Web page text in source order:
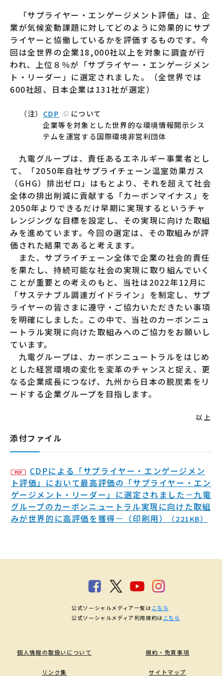
「サプライヤー・エンゲージメント評価」は、企
業が気候変動課題に対してどのように効果的にサプ
ライヤーと協働しているかを評価するものです。今
回は全世界の企業18,000社以上を対象に調査が行
われ、上位８％が「サプライヤー・エンゲージメン
ト・リーダー」に選定されました。（全世界では
600社超、日本企業は131社が選定）
（注） CDP
について
企業等を対象とした世界的な環境情報開示シス
テムを運営する国際環境非営利団体
九電グループは、責任あるエネルギー事業者とし
て、「2050年自社サプライチェーン温室効果ガス
（GHG）排出ゼロ」はもとより、それを超えて社会
全体の排出削減に貢献する「カーボンマイナス」を
2050年よりできるだけ早期に実現するというチャ
レンジングな目標を設定し、その実現に向けた取組
みを進めています。今回の選定は、その取組みが評
価された結果であると考えます。
また、サプライチェーン全体で企業の社会的責任
を果たし、持続可能な社会の実現に取り組んでいく
ことが重要との考えのもと、当社は2022年12月に
「サステナブル調達ガイドライン」を制定し、サプ
ライヤーの皆さまに遵守・ご協力いただきたい事項
を明確にしました。この中で、当社のカーボンニュ
ートラル実現に向けた取組みへのご協力をお願いし
ています。
九電グループは、カーボンニュートラルをはじめ
とした経営環境の変化を変革のチャンスと捉え、更
なる企業成長につなげ、九州から日本の脱炭素をリ
ードする企業グループを目指します。
以上
添付ファイル
CDPによる「サプライヤー・エンゲージメン
ト評価」において最高評価の「サプライヤー・エン
ゲージメント・リーダー」に選定されました－九電
グループのカーボンニュートラル実現に向けた取組
みが世界的に高評価を獲得－（印刷用）
（221KB）
個人情報の取扱いについて 規約・免責事項
リンク集 サイトマップ
公式ソーシャルメディア一覧は こちら
公式ソーシャルメディア利用規約は こちら